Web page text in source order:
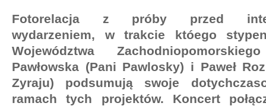
Fotorelacja z próby przed
wydarzeniem, w trakcie któego
Województwa
Pawłowska (Pani Pawlosky) i Paweł
Zyraju) podsumują swoje
ramach tych projektów. Koncert